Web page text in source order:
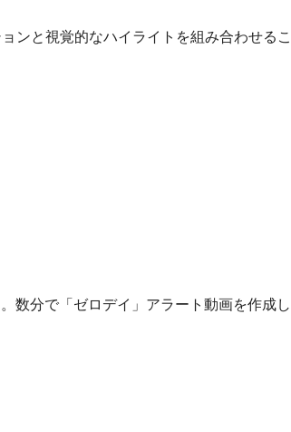
と視覚的なハイライトを組み合わせる
数分で「ゼロデイ」アラート動画を作成